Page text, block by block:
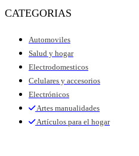
CATEGORIAS
Automoviles
Salud y hogar
Electrodomesticos
Celulares y accesorios
Electrónicos
Artes manualidades
Artículos para el hogar